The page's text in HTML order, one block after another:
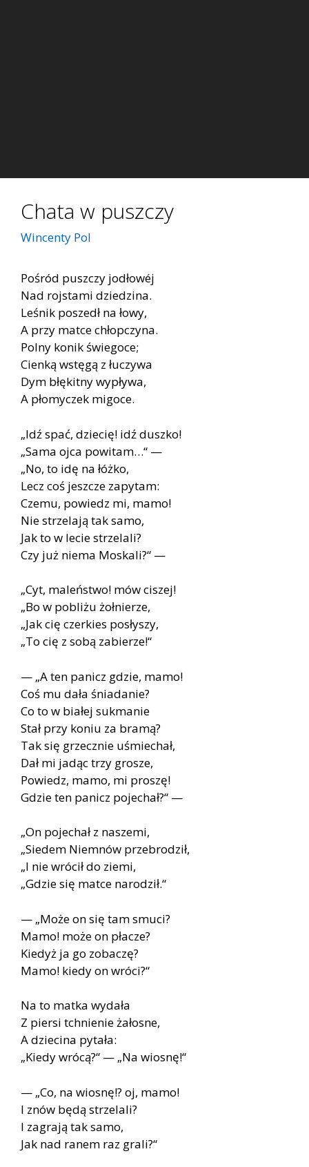
Chata w puszczy
Wincenty Pol
Po­śród pusz­czy jo­dło­wéj
Nad roj­sta­mi dzie­dzi­na.
Le­śnik po­szedł na łowy,
A przy mat­ce chłop­czy­na.
Po­lny ko­nik świe­go­ce;
Cien­ką wstę­gą z łu­czy­wa
Dym błę­kit­ny wy­pły­wa,
A pło­my­czek mi­go­ce.
„Idź spać, dzie­cię! idź dusz­ko!
„Sama ojca po­wi­tam…“ —
„No, to idę na łóż­ko,
Lecz coś jesz­cze za­py­tam:
Cze­mu, po­wiedz mi, mamo!
Nie strze­la­ją tak samo,
Jak to w le­cie strze­la­li?
Czy już nie­ma Mo­ska­li?“ —
„Cyt, ma­leń­stwo! mów ci­szej!
„Bo w po­bli­żu żoł­nie­rze,
„Jak cię czer­kies po­sły­szy,
„To cię z sobą za­bie­rze!“
— „A ten pa­nicz gdzie, mamo!
Coś mu dała śnia­da­nie?
Co to w bia­łej suk­ma­nie
Stał przy ko­niu za bra­mą?
Tak się grzecz­nie uśmie­chał,
Dał mi ja­dąc trzy gro­sze,
Po­wiedz, mamo, mi pro­szę!
Gdzie ten pa­nicz po­je­chał?“ —
„On po­je­chał z na­sze­mi,
„Sie­dem Nie­mnów prze­bro­dził,
„I nie wró­cił do zie­mi,
„Gdzie się mat­ce na­ro­dził.“
— „Może on się tam smu­ci?
Mamo! może on pła­cze?
Kie­dyż ja go zo­ba­czę?
Mamo! kie­dy on wró­ci?“
Na to mat­ka wy­da­ła
Z pier­si tchnie­nie ża­ło­sne,
A dzie­ci­na py­ta­ła:
„Kie­dy wró­cą?“ — „Na wio­snę!“
— „Co, na wio­snę!? oj, mamo!
I znów będą strze­la­li?
I za­gra­ją tak samo,
Jak nad ra­nem raz gra­li?“